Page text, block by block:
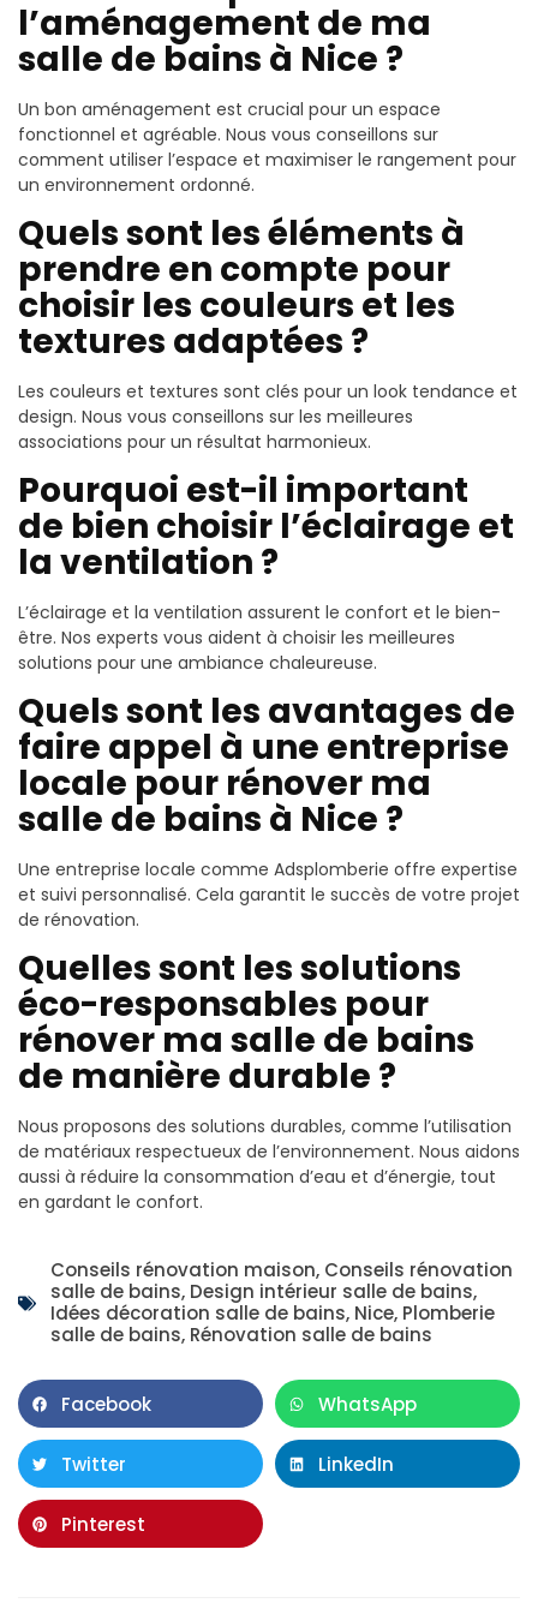
l’aménagement de ma
salle de bains à Nice ?
Un bon aménagement est crucial pour un espace
fonctionnel et agréable. Nous vous conseillons sur
comment utiliser l’espace et maximiser le rangement pour
un environnement ordonné.
Quels sont les éléments à
prendre en compte pour
choisir les couleurs et les
textures adaptées ?
Les couleurs et textures sont clés pour un look tendance et
design. Nous vous conseillons sur les meilleures
associations pour un résultat harmonieux.
Pourquoi est-il important
de bien choisir l’éclairage et
la ventilation ?
L’éclairage et la ventilation assurent le confort et le bien-
être. Nos experts vous aident à choisir les meilleures
solutions pour une ambiance chaleureuse.
Quels sont les avantages de
faire appel à une entreprise
locale pour rénover ma
salle de bains à Nice ?
Une entreprise locale comme Adsplomberie offre expertise
et suivi personnalisé. Cela garantit le succès de votre projet
de rénovation.
Quelles sont les solutions
éco-responsables pour
rénover ma salle de bains
de manière durable ?
Nous proposons des solutions durables, comme l’utilisation
de matériaux respectueux de l’environnement. Nous aidons
aussi à réduire la consommation d’eau et d’énergie, tout
en gardant le confort.
Conseils rénovation maison, Conseils rénovation
salle de bains, Design intérieur salle de bains,
Idées décoration salle de bains, Nice, Plomberie
salle de bains, Rénovation salle de bains
Facebook WhatsApp
Twitter LinkedIn
Pinterest